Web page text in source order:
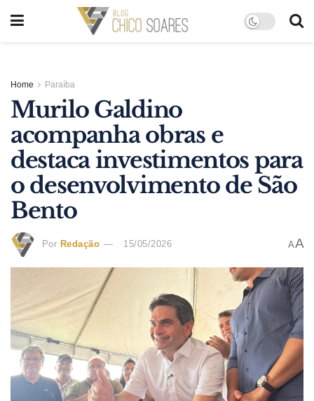
Home Paraíba
Murilo Galdino
acompanha obras e
destaca investimentos para
o desenvolvimento de São
Bento
Por Redação 15/05/2026 AA